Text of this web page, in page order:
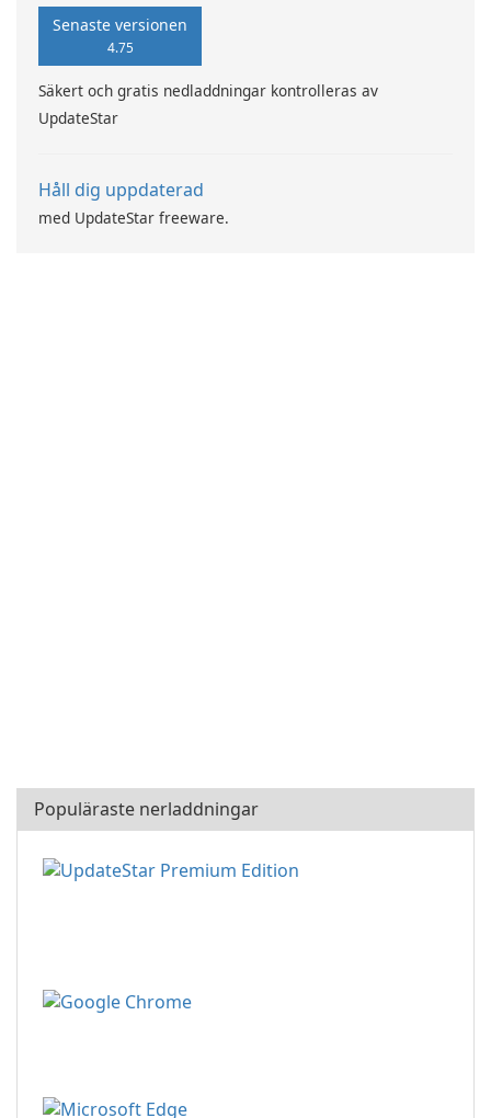
Senaste versionen
4.75
Säkert och gratis nedladdningar kontrolleras av
UpdateStar
Håll dig uppdaterad
med UpdateStar freeware.
Populäraste nerladdningar